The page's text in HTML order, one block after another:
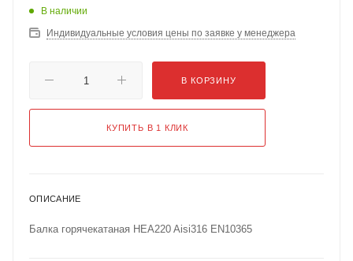
В наличии
Индивидуальные условия цены по заявке у менеджера
В КОРЗИНУ
КУПИТЬ В 1 КЛИК
ОПИСАНИЕ
Балка горячекатаная HEA220 Aisi316 EN10365